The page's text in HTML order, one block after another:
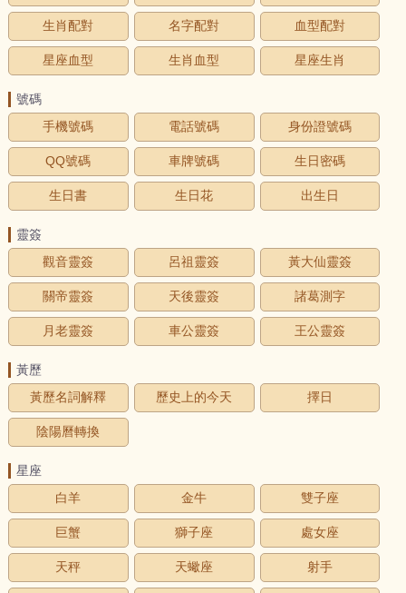
生肖配對 名字配對 血型配對
星座血型 生肖血型 星座生肖
號碼
手機號碼
電話號碼 身份證號碼
QQ號碼 車牌號碼 生日密碼
生日書 生日花 出生日
靈簽
觀音靈簽
呂祖靈簽 黃大仙靈簽
關帝靈簽 天後靈簽 諸葛測字
月老靈簽 車公靈簽 王公靈簽
黃歷
黃歷名詞解釋
歷史上的今天 擇日
陰陽曆轉換
星座
白羊
金牛 雙子座
巨蟹 獅子座 處女座
天秤 天蠍座 射手